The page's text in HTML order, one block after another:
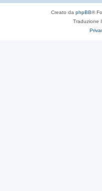
Creato da phpBB®
Traduzione